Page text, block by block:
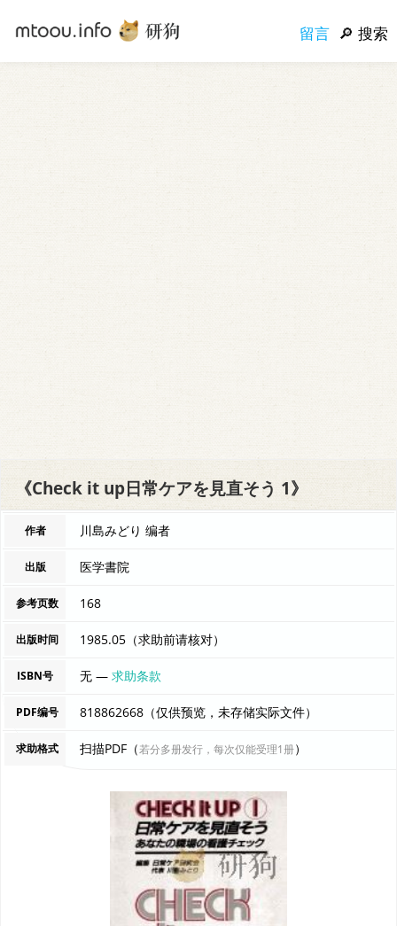
留言 搜索
《Check it up日常ケアを見直そう 1》
作者 川島みどり 编者
出版 医学書院
参考页数 168
出版时间 1985.05（求助前请核对）
ISBN号 无 —求助条款
PDF编号 818862668（仅供预览，未存储实际文件）
求助格式 扫描PDF（若分多册发行，每次仅能受理1册）